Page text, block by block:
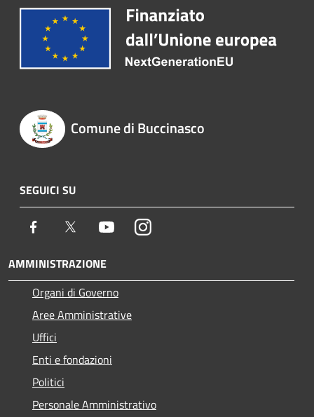
Comune di Buccinasco
SEGUICI SU
Facebook Twitter YoutubeInstagram
AMMINISTRAZIONE
Organi di Governo
Aree Amministrative
Uffici
Enti e fondazioni
Politici
Personale Amministrativo